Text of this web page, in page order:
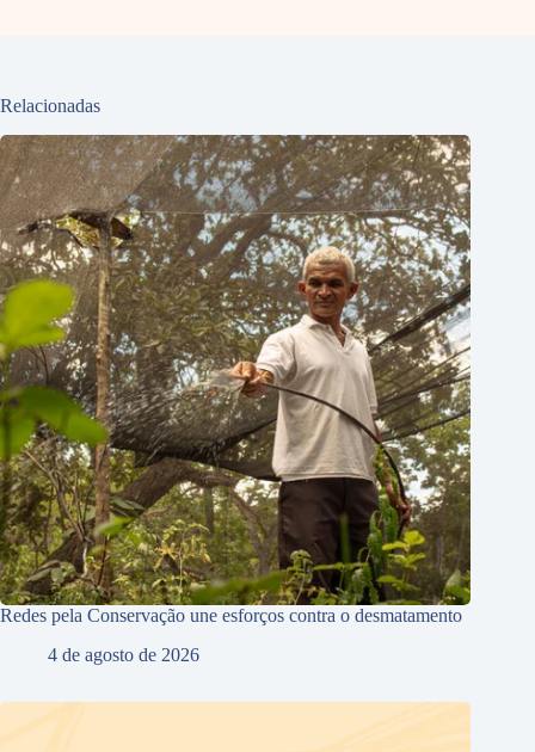
Relacionadas
Redes pela Conservação une esforços contra o desmatamento
4 de agosto de 2026